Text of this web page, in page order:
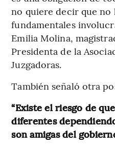
no quiere decir que no
fundamentales
Emilia Molina,
Presidenta de la
Juzgadoras.
También señaló otra
“Existe el riesgo de
diferentes
son amigas del